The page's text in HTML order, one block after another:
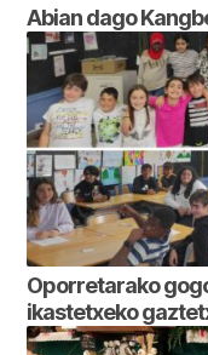
Abian dago
Oporretarako
ikastetxeko